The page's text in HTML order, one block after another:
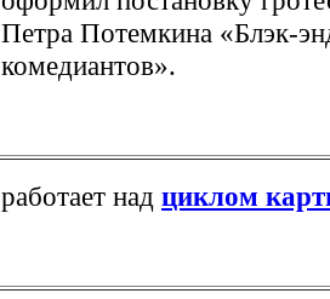
Петра Потемкина «Блэк-
комедиантов».
работает над циклом